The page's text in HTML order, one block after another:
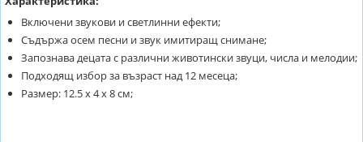
Включени звукови и светлинни ефекти;
Съдържа осем песни и звук имитиращ снимане;
Запознава децата с различни животински звуци, числа и мелодии;
Подходящ избор за възраст над 12 месеца;
Размер: 12.5 х 4 х 8 см;